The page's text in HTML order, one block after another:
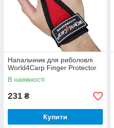
Напальчник для риболовлі
World4Carp Finger Protector
В наявності
231 ₴
Купити